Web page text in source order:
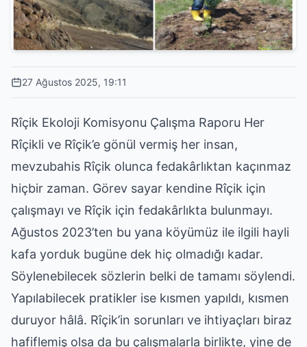
27 Ağustos 2025, 19:11
Rîçik Ekoloji Komisyonu Çalışma Raporu Her
Rîçikli ve Rîçik’e gönül vermiş her insan,
mevzubahis Rîçik olunca fedakârlıktan kaçınmaz
hiçbir zaman. Görev sayar kendine Rîçik için
çalışmayı ve Rîçik için fedakârlıkta bulunmayı.
Ağustos 2023’ten bu yana köyümüz ile ilgili hayli
kafa yorduk bugüne dek hiç olmadığı kadar.
Söylenebilecek sözlerin belki de tamamı söylendi.
Yapılabilecek pratikler ise kısmen yapıldı, kısmen
duruyor hâlâ. Rîçik’in sorunları ve ihtiyaçları biraz
hafiflemiş olsa da bu çalışmalarla birlikte, yine de